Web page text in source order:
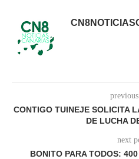
CONTIGO TUINEJE SOLICITA
DE LUCHA
next
BONITO PARA TODOS: